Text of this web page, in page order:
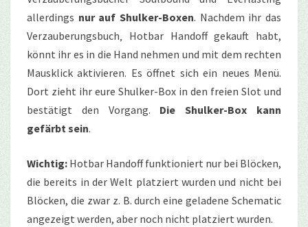
allerdings nur auf Shulker-Boxen. Nachdem ihr das
Verzauberungsbuch‚ Hotbar Handoff gekauft habt,
könnt ihr es in die Hand nehmen und mit dem rechten
Mausklick aktivieren. Es öffnet sich ein neues Menü.
Dort zieht ihr eure Shulker-Box in den freien Slot und
bestätigt den Vorgang. Die Shulker-Box kann
gefärbt sein.
Wichtig: Hotbar Handoff funktioniert nur bei Blöcken,
die bereits in der Welt platziert wurden und nicht bei
Blöcken, die zwar z. B. durch eine geladene Schematic
angezeigt werden, aber noch nicht platziert wurden.